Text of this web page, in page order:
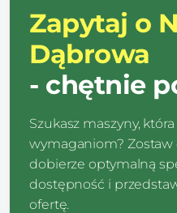
Zapytaj o
Dąbrowa
- chętnie
Szukasz maszyny,
wymaganiom? Zostaw
dobierze optymalną
dostępność i
ofertę.